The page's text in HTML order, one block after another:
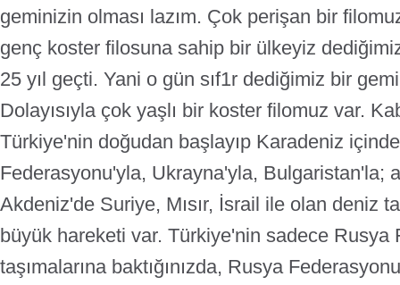
geminizin olması lazım. Çok perişan bir
genç koster filosuna sahip bir ülkeyiz
25 yıl geçti. Yani o gün sıf1r dediğimiz bir
Dolayısıyla çok yaşlı bir koster filomuz var.
Türkiye'nin doğudan başlayıp Karadeniz
Federasyonu'yla, Ukrayna'yla, Bulgaristan'la;
Akdeniz'de Suriye, Mısır, İsrail ile olan deniz
büyük hareketi var. Türkiye'nin sadece Rusya
taşımalarına baktığınızda, Rusya